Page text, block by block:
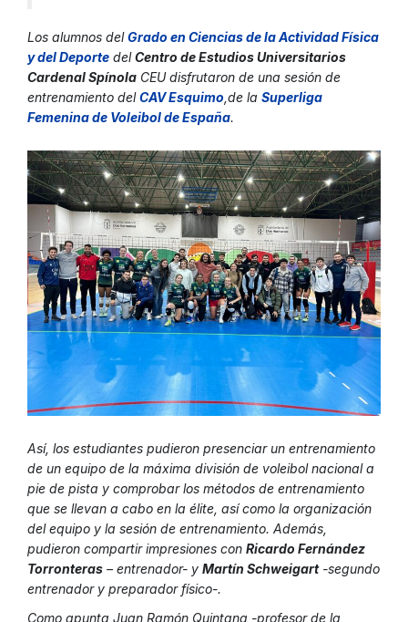
Los alumnos delGrado en Ciencias de la Actividad Física
y del Deporte delCentro de Estudios Universitarios
Cardenal Spínola CEU disfrutaron de una sesión de
entrenamiento delCAV Esquimo ,de la Superliga
Femenina de Voleibol de España.
Así, los estudiantes pudieron presenciar un entrenamiento
de un equipo de la máxima división de voleibol nacional a
pie de pista y comprobar los métodos de entrenamiento
que se llevan a cabo en la élite, así como la organización
del equipo y la sesión de entrenamiento. Además,
pudieron compartir impresiones con Ricardo Fernández
Torronteras – entrenador- y Martín Schweigart-segundo
entrenador y preparador físico-.
Como apunta Juan Ramón Quintana -profesor de la